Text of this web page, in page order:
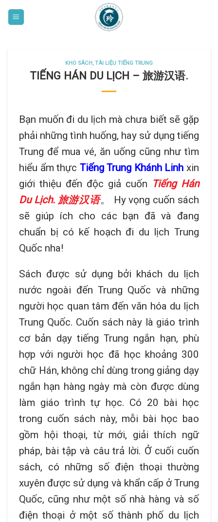
KHO SÁCH, TÀI LIỆU TIẾNG TRUNG
TIẾNG HÁN DU LỊCH – 旅游汉语.
Bạn muốn đi du lịch mà chưa biết sẽ gặp
phải những tình huống, hay sử dụng tiếng
Trung để mua vé, ăn uống cũng như tìm
hiểu ẩm thực Tiếng Trung Khánh Linh xin
giới thiệu đến độc giả cuốn Tiếng Hán
Du Lịch. 旅游汉语。 Hy vọng cuốn sách
sẽ giúp ích cho các bạn đã và đang
chuẩn bị có kế hoạch đi du lịch Trung
Quốc nha!
Sách được sử dụng bởi khách du lịch
nước ngoài đến Trung Quốc và những
người học quan tâm đến văn hóa du lịch
Trung Quốc. Cuốn sách này là giáo trình
cơ bản dạy tiếng Trung ngắn hạn, phù
hợp với người học đã học khoảng 300
chữ Hán, không chỉ dùng trong giảng dạy
ngắn hạn hàng ngày mà còn được dùng
làm giáo trình tự học. Có 20 bài học
trong cuốn sách này, mỗi bài học bao
gồm hội thoại, từ mới, giải thích ngữ
pháp, bài tập và câu trả lời. Ở cuối cuốn
sách, có những số điện thoại thường
xuyên được sử dụng và khẩn cấp ở Trung
Quốc, cũng như một số nhà hàng và số
điện thoại ở một số thành phố du lịch